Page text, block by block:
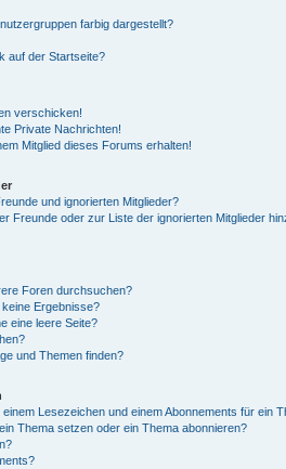
farbig dargestellt?
auf der Startseite?
verschicken!
Private Nachrichten!
Mitglied dieses Forums erhalten!
und ignorierten Mitglieder?
Freunde oder zur Liste der ignorierten Mitglieder
Foren durchsuchen?
Ergebnisse?
eine leere Seite?
und Themen finden?
Lesezeichen und einem Abonnements für ein
Thema setzen oder ein Thema abonnieren?